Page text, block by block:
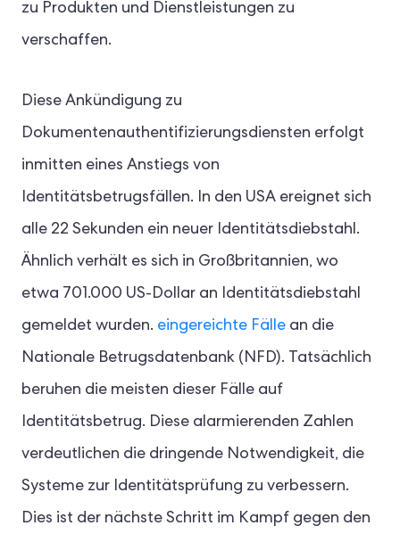
zu Produkten und Dienstleistungen zu
verschaffen.
Diese Ankündigung zu
Dokumentenauthentifizierungsdiensten erfolgt
inmitten eines Anstiegs von
Identitätsbetrugsfällen. In den USA ereignet sich
alle 22 Sekunden ein neuer Identitätsdiebstahl.
Ähnlich verhält es sich in Großbritannien, wo
etwa 701.000 US-Dollar an Identitätsdiebstahl
gemeldet wurden. eingereichte Fälle an die
Nationale Betrugsdatenbank (NFD). Tatsächlich
beruhen die meisten dieser Fälle auf
Identitätsbetrug. Diese alarmierenden Zahlen
verdeutlichen die dringende Notwendigkeit, die
Systeme zur Identitätsprüfung zu verbessern.
Dies ist der nächste Schritt im Kampf gegen den